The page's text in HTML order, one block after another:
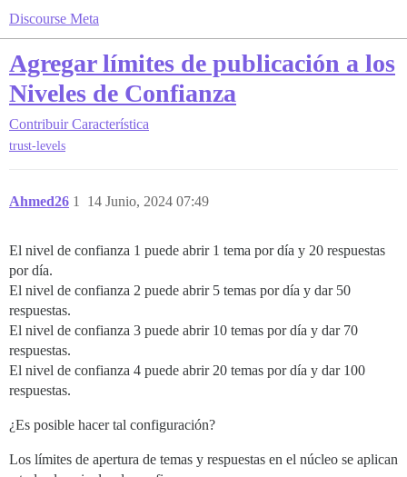
Discourse Meta
Agregar límites de publicación a los
Niveles de Confianza
Contribuir Característica
trust-levels
Ahmed26 14 Junio, 2024 07:49
1
El nivel de confianza 1 puede abrir 1 tema por día y 20 respuestas
por día.
El nivel de confianza 2 puede abrir 5 temas por día y dar 50
respuestas.
El nivel de confianza 3 puede abrir 10 temas por día y dar 70
respuestas.
El nivel de confianza 4 puede abrir 20 temas por día y dar 100
respuestas.
¿Es posible hacer tal configuración?
Los límites de apertura de temas y respuestas en el núcleo se aplican